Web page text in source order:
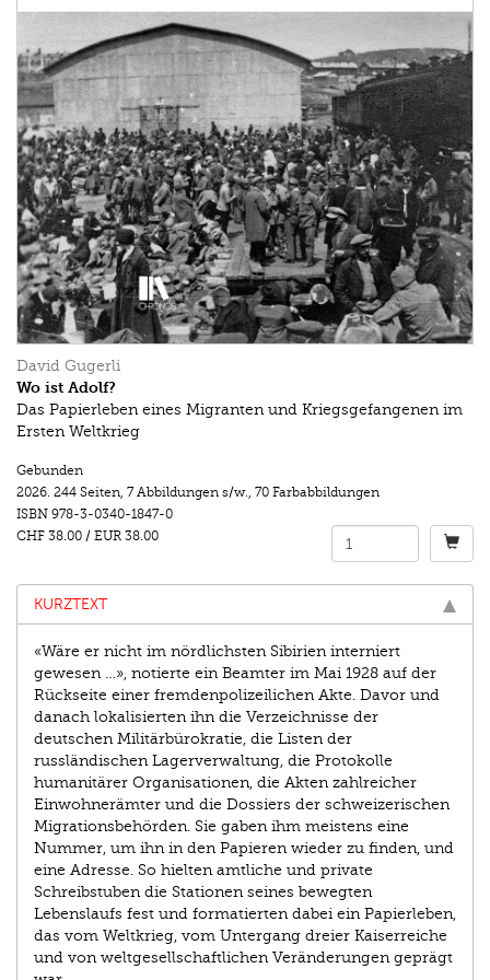
David Gugerli
Wo ist Adolf?
Das Papierleben eines Migranten und Kriegsgefangenen im
Ersten Weltkrieg
Gebunden
2026. 244 Seiten, 7 Abbildungen s/w., 70 Farbabbildungen
ISBN 978-3-0340-1847-0
CHF 38.00 / EUR 38.00
KURZTEXT
«Wäre er nicht im nördlichsten Sibirien interniert
gewesen …», notierte ein ­Beamter im Mai 1928 auf der
Rückseite einer fremdenpolizeilichen Akte. Davor und
danach lokalisierten ihn die Verzeichnisse der
deutschen Militärbürokratie, die Listen der
russländischen Lagerverwaltung, die Protokolle
humanitärer Organisationen, die Akten zahlreicher
Einwohnerämter und die Dossiers der schweizerischen
Migrations­behörden. Sie gaben ihm meistens eine
Nummer, um ihn in den Papieren wieder zu finden, und
eine Adresse. So hielten amtliche und private
Schreibstuben die Stationen seines bewegten
Lebenslaufs fest und formatierten dabei ein Papierleben,
das vom Weltkrieg, vom Untergang dreier Kaiserreiche
und von weltgesellschaftlichen Veränderungen geprägt